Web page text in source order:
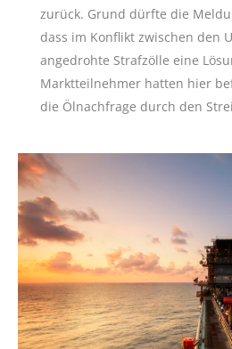
zurück. Grund dürfte die
dass im Konflikt zwischen den
angedrohte Strafzölle eine
Marktteilnehmer hatten hier
die Ölnachfrage durch den